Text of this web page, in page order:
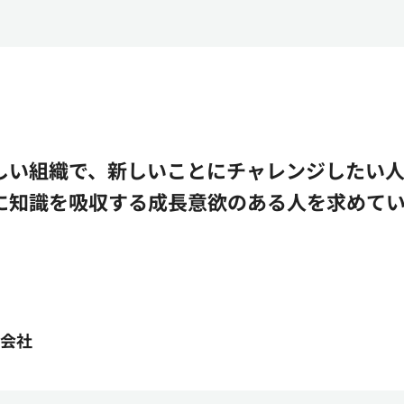
い組織で、新しいことにチャレンジしたい
知識を吸収する成長意欲のある人を求めて
社